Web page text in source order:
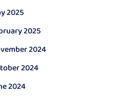
2025
2025
2024
2024
2024